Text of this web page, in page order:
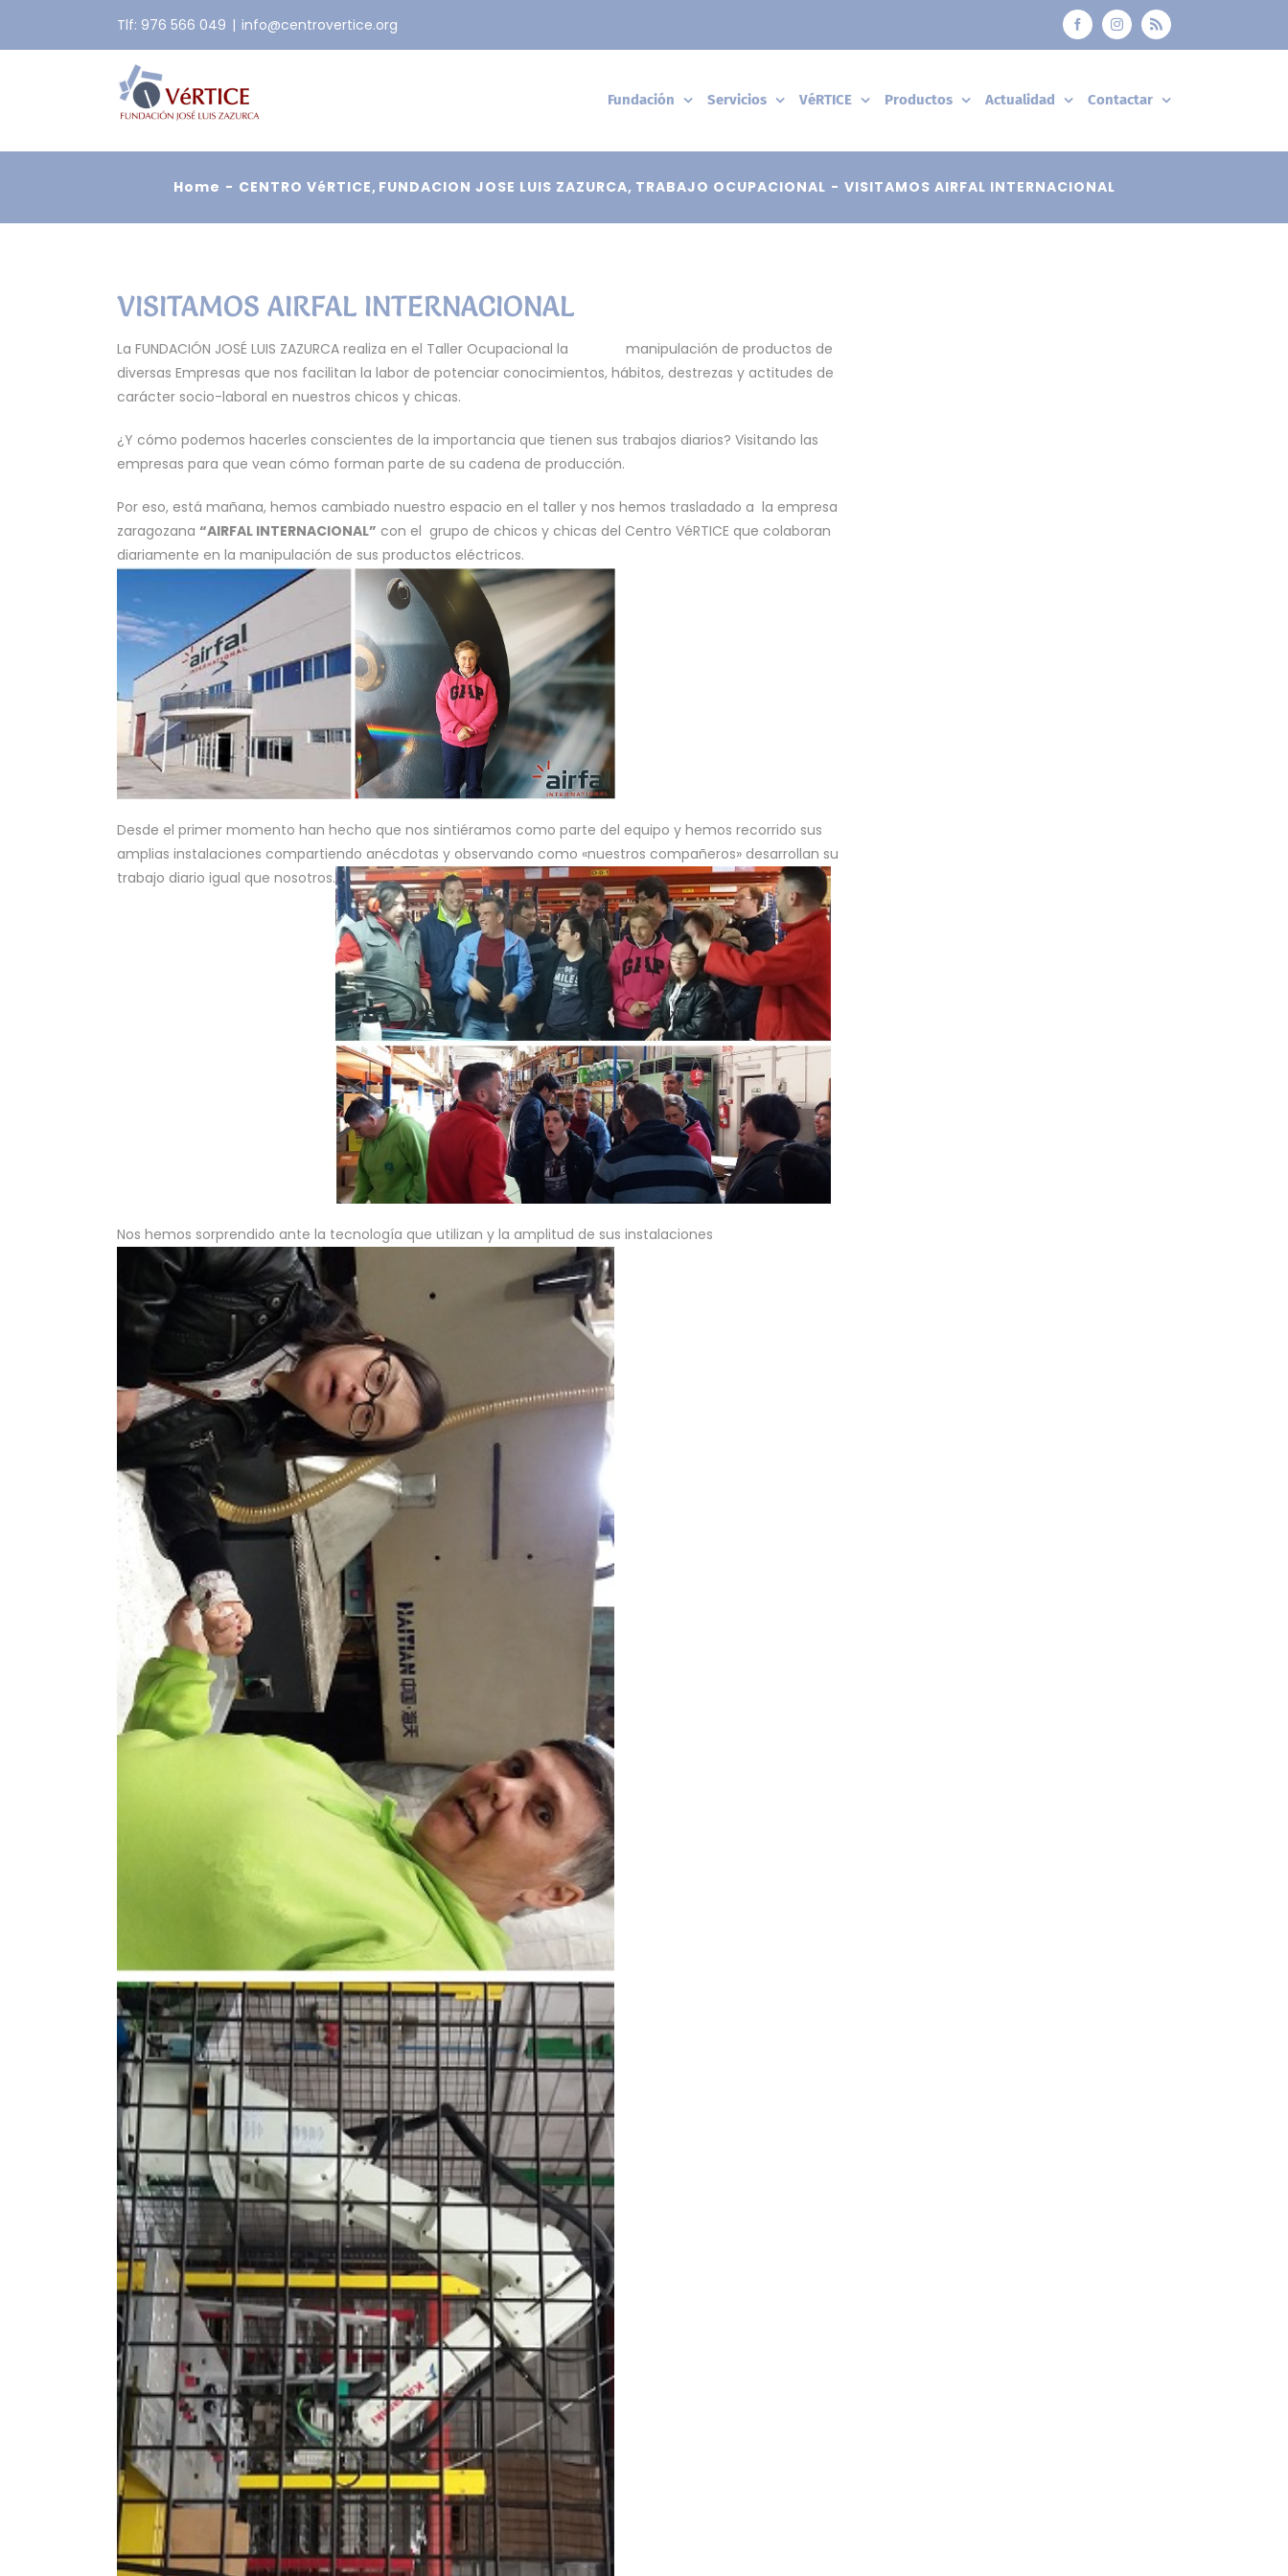
Tlf: 976 566 049 | info@centrovertice.org FacebookInstagramRss
Fundación Servicios VéRTICE Productos Actualidad Contactar
Home CENTRO VéRTICE FUNDACION JOSE LUIS ZAZURCA TRABAJO OCUPACIONAL VISITAMOS AIRFAL INTERNACIONAL
VISITAMOS AIRFAL INTERNACIONAL
La FUNDACIÓN JOSÉ LUIS ZAZURCA realiza en el Taller Ocupacional la manipulación de productos de
diversas Empresas que nos facilitan la labor de potenciar conocimientos, hábitos, destrezas y actitudes de
carácter socio-laboral en nuestros chicos y chicas.
¿Y cómo podemos hacerles conscientes de la importancia que tienen sus trabajos diarios? Visitando las
empresas para que vean cómo forman parte de su cadena de producción.
Por eso, está mañana, hemos cambiado nuestro espacio en el taller y nos hemos trasladado a la empresa
zaragozana “AIRFAL INTERNACIONAL” con el grupo de chicos y chicas del Centro VéRTICE que colaboran
diariamente en la manipulación de sus productos eléctricos.
Desde el primer momento han hecho que nos sintiéramos como parte del equipo y hemos recorrido sus
amplias instalaciones compartiendo anécdotas y observando como «nuestros compañeros» desarrollan su
trabajo diario igual que nosotros.
Nos hemos sorprendido ante la tecnología que utilizan y la amplitud de sus instalaciones